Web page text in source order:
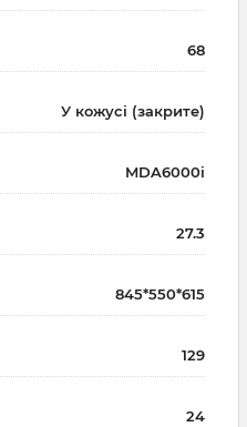
68
У кожусі (закрите)
MDA6000i
27.3
845*550*615
129
24